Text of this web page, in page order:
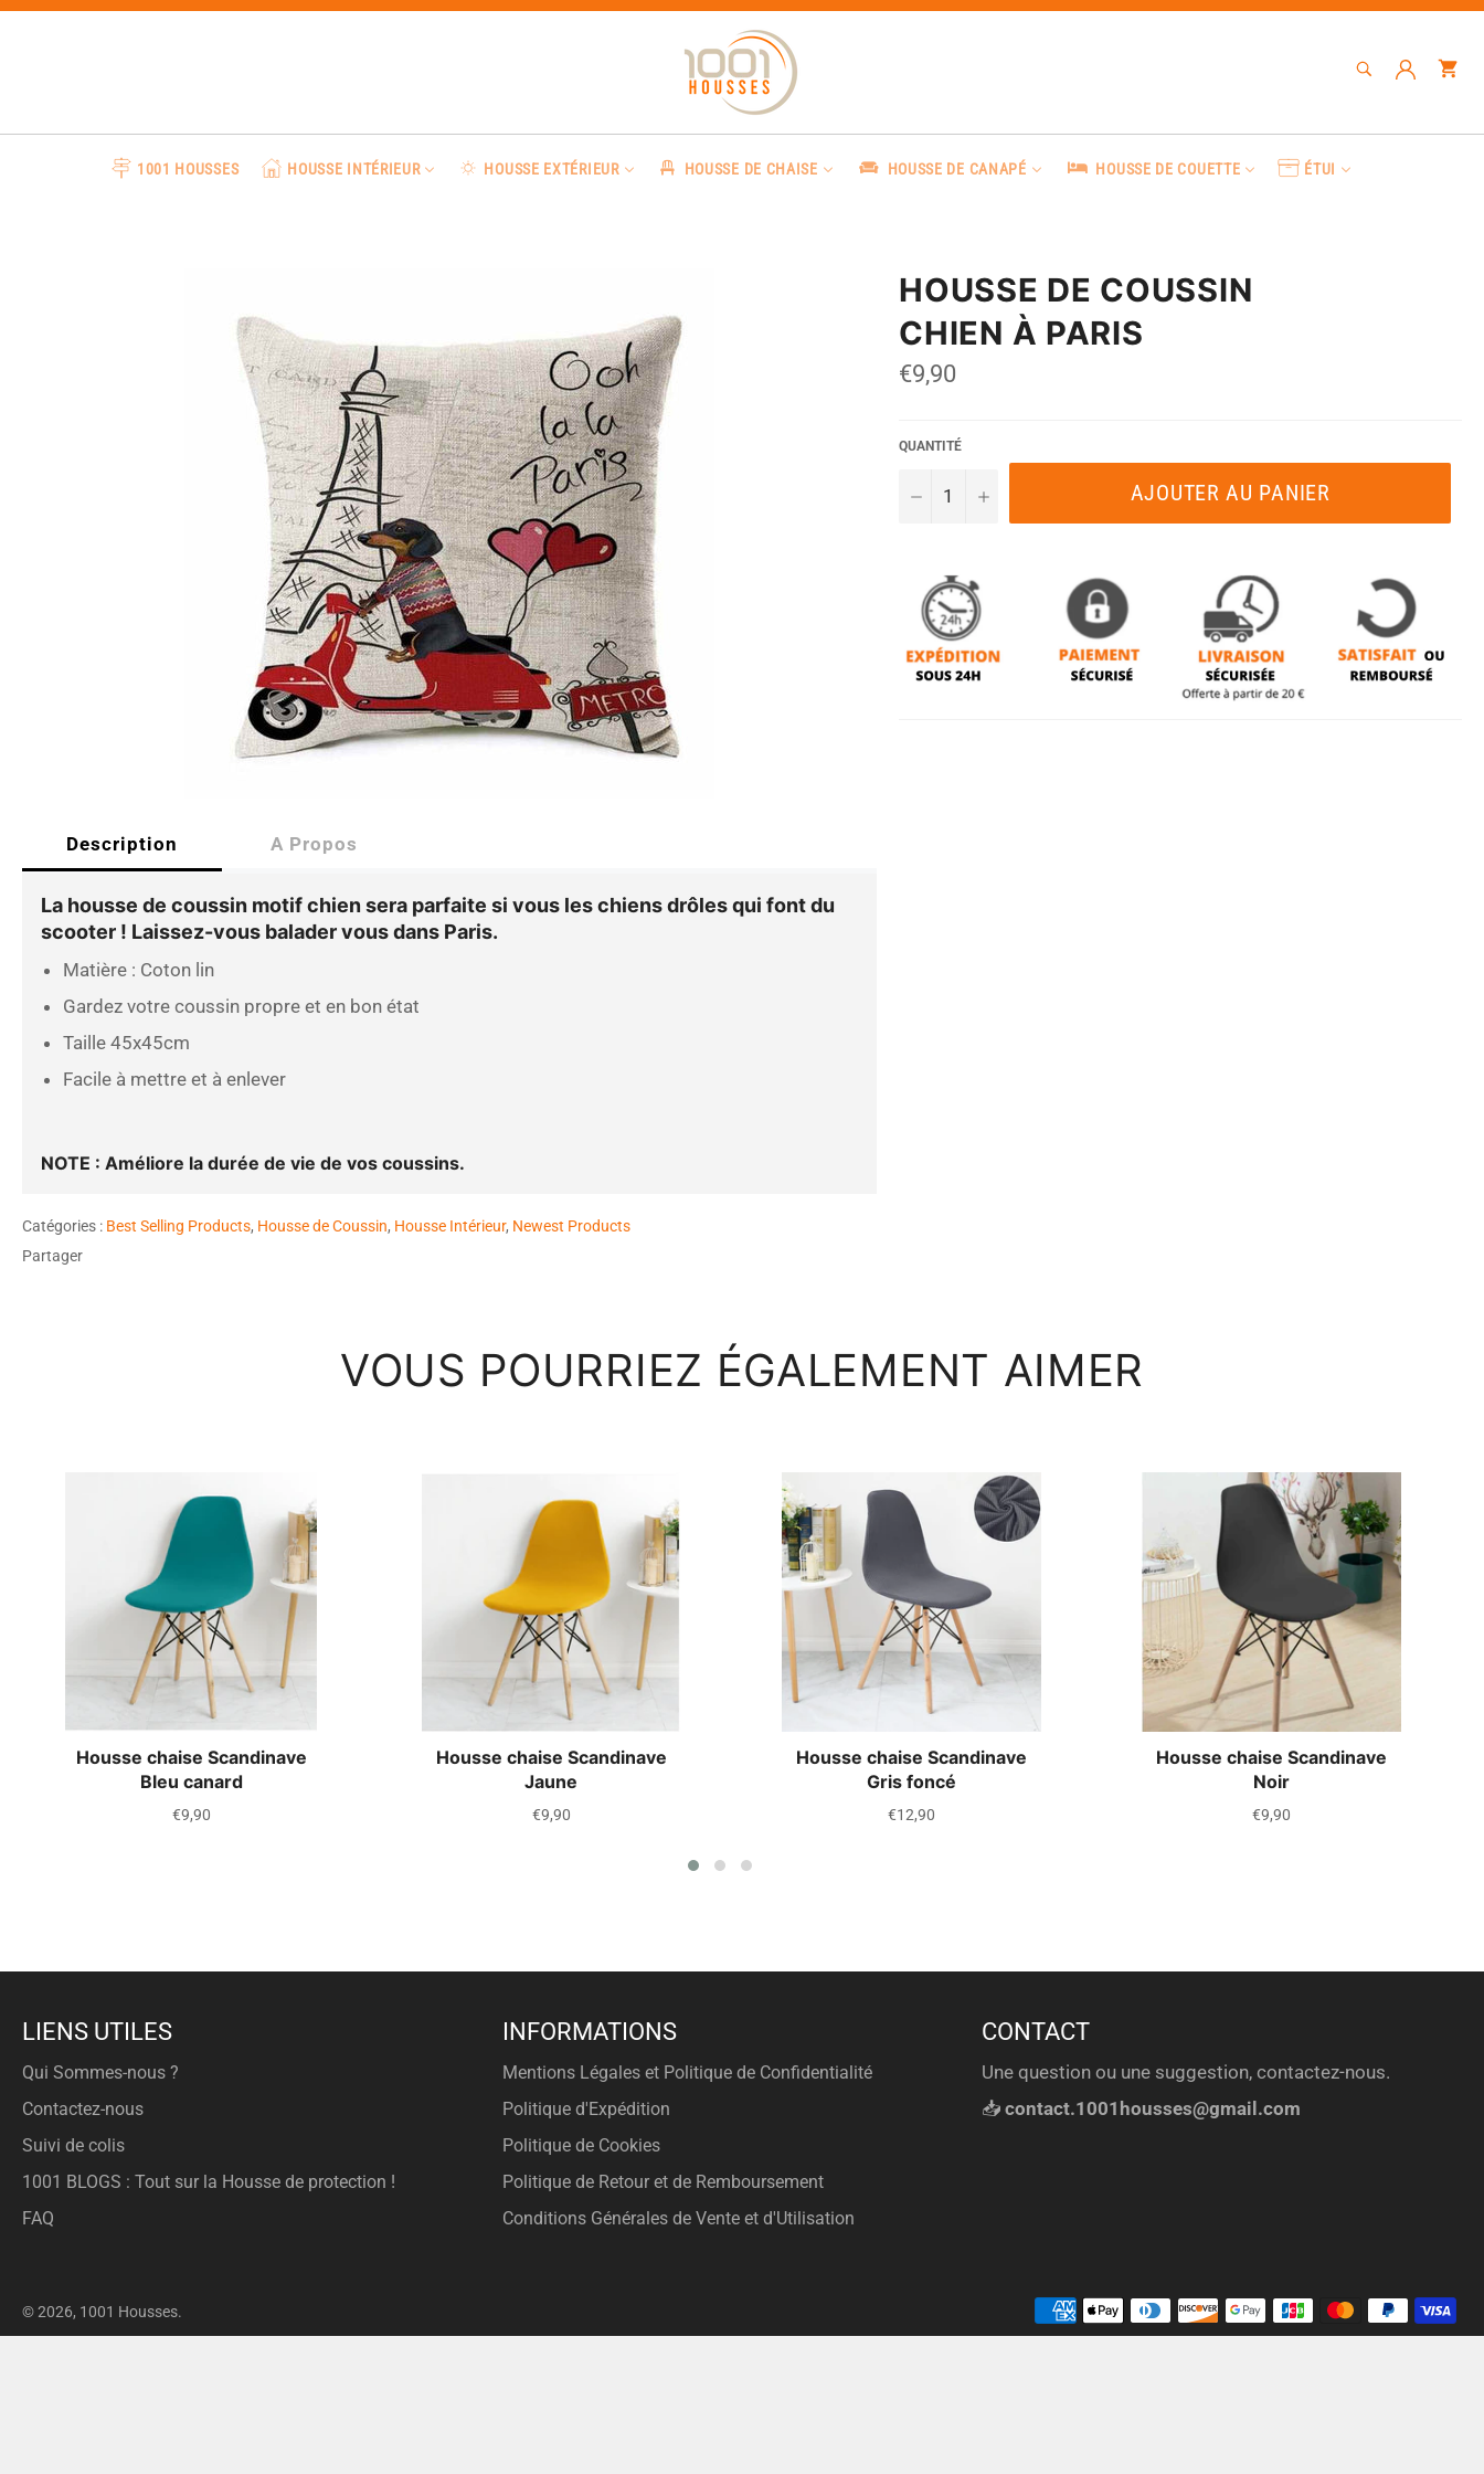
Passer
RECHERCHE
Recherche
1001 HOUSSES HOUSSE INTÉRIEUR HOUSSE EXTÉRIEUR HOUSSE DE CHAISE HOUSSE DE CANAPÉ HOUSSE DE COUETTE ÉTUI
Description A Propos
La housse de coussin motif chien sera parfaite si vous les chiens drôles qui font du
scooter ! Laissez-vous balader vous dans Paris.
Matière : Coton lin
Gardez votre coussin propre et en bon état
Taille 45x45cm
Facile à mettre et à enlever
NOTE : Améliore la durée de vie de vos coussins.
Catégories : Best Selling Products, Housse de Coussin, Housse Intérieur, Newest Products
Partager
HOUSSE DE COUSSIN
CHIEN À PARIS
Prix
régulier
€9,90
QUANTITÉ
− + AJOUTER AU PANIER
VOUS POURRIEZ ÉGALEMENT AIMER
Housse chaise Scandinave
Bleu canard
Prix
€9,90
Housse chaise Scandinave
Jaune
Prix
€9,90
Housse chaise Scandinave
Gris foncé
Prix
€12,90
Housse chaise Scandinave
Noir
Prix
€9,90
LIENS UTILES
Qui Sommes-nous ?
Contactez-nous
Suivi de colis
1001 BLOGS : Tout sur la Housse de protection !
FAQ
INFORMATIONS
Mentions Légales et Politique de Confidentialité
Politique d'Expédition
Politique de Cookies
Politique de Retour et de Remboursement
Conditions Générales de Vente et d'Utilisation
CONTACT
Une question ou une suggestion, contactez-nous.
📥contact.1001housses@gmail.com
© 2026, 1001 Housses.